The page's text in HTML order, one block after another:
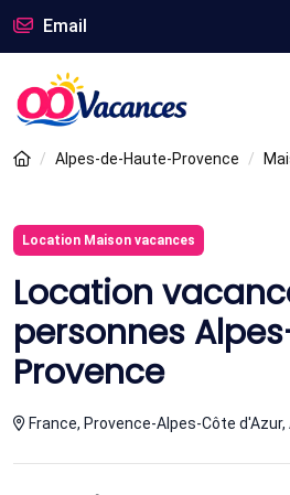
Email
Alpes-de-Haute-Provence
Location Maison vacances
Location
personnes
Provence
France, Provence-Alpes-Côte